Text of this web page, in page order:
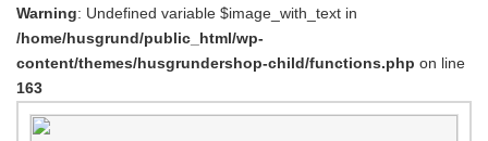
Warning: Undefined variable $image_with_text in
/home/husgrund/public_html/wp-
content/themes/husgrundershop-child/functions.php on line
163